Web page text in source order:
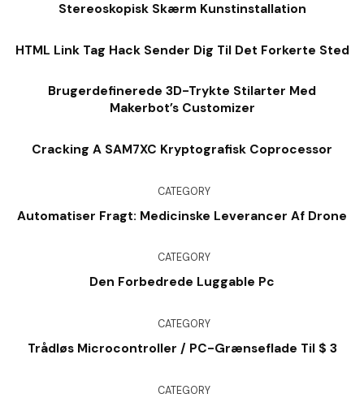
Stereoskopisk Skærm Kunstinstallation
HTML Link Tag Hack Sender Dig Til Det Forkerte Sted
Brugerdefinerede 3D-Trykte Stilarter Med
Makerbot’s Customizer
Cracking A SAM7XC Kryptografisk Coprocessor
CATEGORY
Automatiser Fragt: Medicinske Leverancer Af Drone
CATEGORY
Den Forbedrede Luggable Pc
CATEGORY
Trådløs Microcontroller / PC-Grænseflade Til $ 3
CATEGORY